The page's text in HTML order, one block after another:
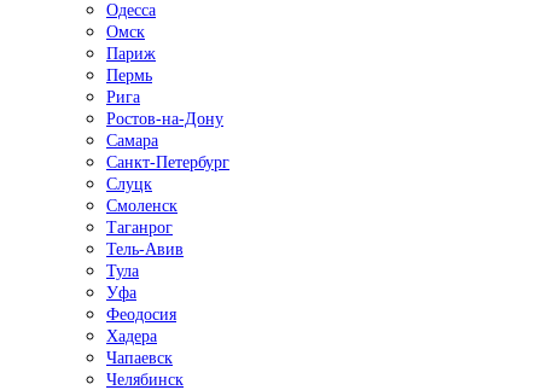
Одесса
Омск
Париж
Пермь
Рига
Ростов-на-Дону
Самара
Санкт-Петербург
Слуцк
Смоленск
Таганрог
Тель-Авив
Тула
Уфа
Феодосия
Хадера
Чапаевск
Челябинск